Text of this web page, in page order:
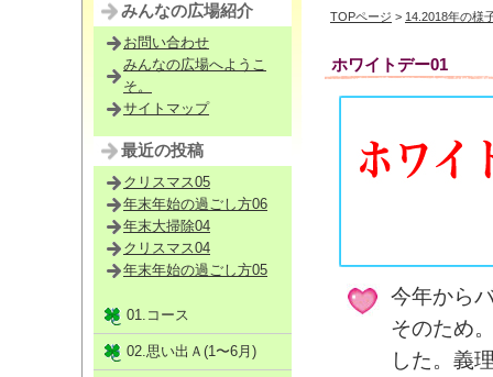
TOPページ > 14.2018年の様
ホワイトデー01
今年から
そのため
した。義
みんなの広場紹介
お問い合わせ
みんなの広場へようこ
そ。
サイトマップ
最近の投稿
クリスマス05
年末年始の過ごし方06
年末大掃除04
クリスマス04
年末年始の過ごし方05
01.コース
02.思い出Ａ(1〜6月)